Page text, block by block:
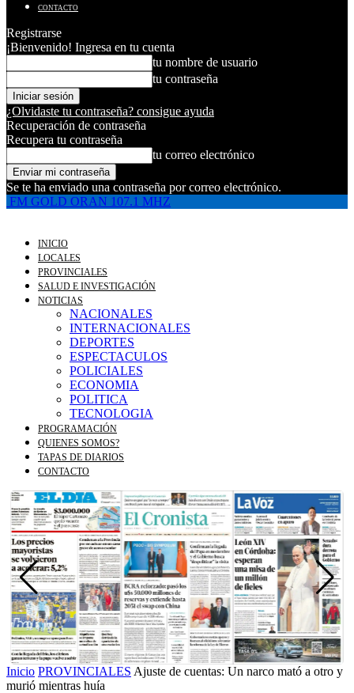
CONTACTO
Registrarse
¡Bienvenido! Ingresa en tu cuenta
tu nombre de usuario
tu contraseña
¿Olvidaste tu contraseña? consigue ayuda
Recuperación de contraseña
Recupera tu contraseña
tu correo electrónico
Se te ha enviado una contraseña por correo electrónico.
FM GOLD ORAN 107.1 MHZ
INICIO
LOCALES
PROVINCIALES
SALUD E INVESTIGACIÓN
NOTICIAS
NACIONALES
INTERNACIONALES
DEPORTES
ESPECTACULOS
POLICIALES
ECONOMIA
POLITICA
TECNOLOGIA
PROGRAMACIÓN
QUIENES SOMOS?
TAPAS DE DIARIOS
CONTACTO
Inicio PROVINCIALES Ajuste de cuentas: Un narco mató a otro y
murió mientras huía